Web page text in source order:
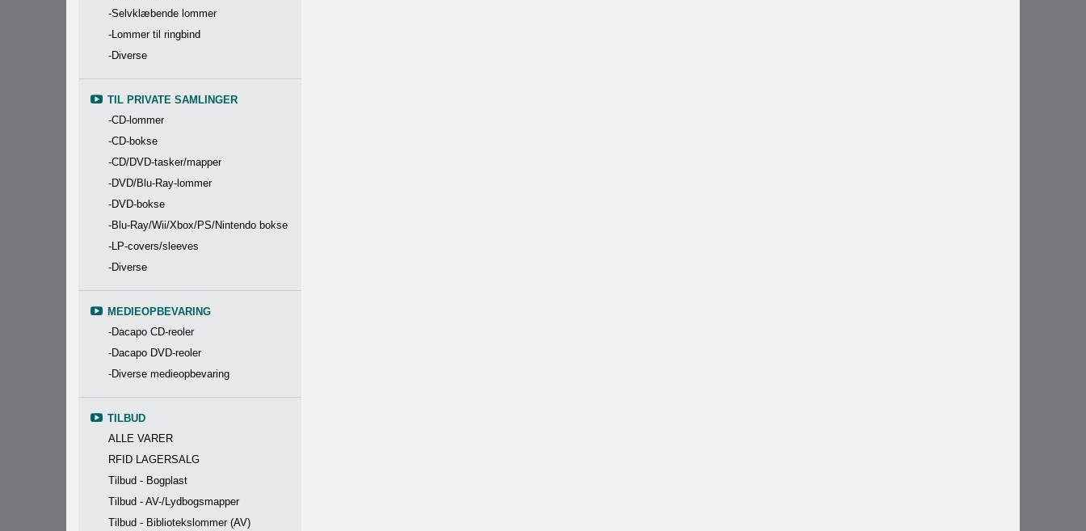
-Selvklæbende lommer
-Lommer til ringbind
-Diverse
TIL PRIVATE SAMLINGER
-CD-lommer
-CD-bokse
-CD/DVD-tasker/mapper
-DVD/Blu-Ray-lommer
-DVD-bokse
-Blu-Ray/Wii/Xbox/PS/Nintendo bokse
-LP-covers/sleeves
-Diverse
MEDIEOPBEVARING
-Dacapo CD-reoler
-Dacapo DVD-reoler
-Diverse medieopbevaring
TILBUD
ALLE VARER
RFID LAGERSALG
Tilbud - Bogplast
Tilbud - AV-/Lydbogsmapper
Tilbud - Bibliotekslommer (AV)